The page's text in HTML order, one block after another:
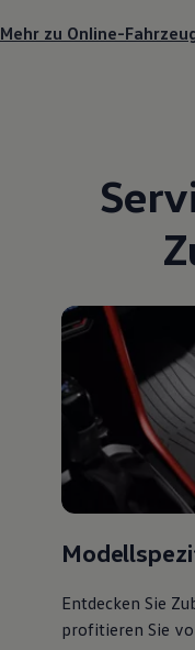
Mehr zu Online-
Entdecken Sie
profitieren Sie